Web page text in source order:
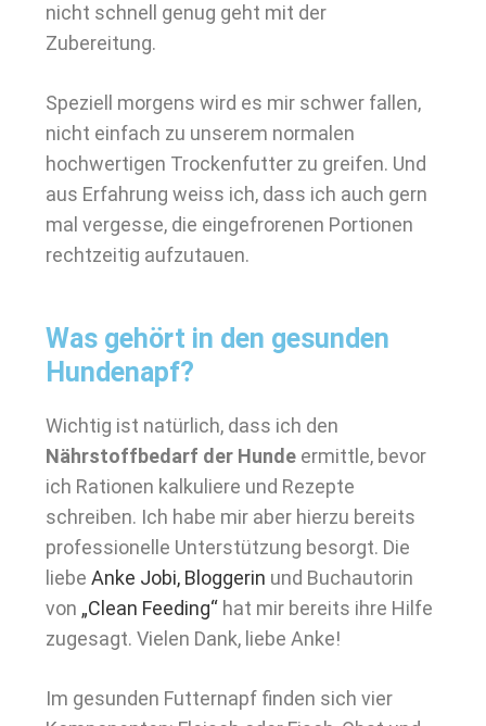
nicht schnell genug geht mit der
Zubereitung.
Speziell morgens wird es mir schwer fallen,
nicht einfach zu unserem normalen
hochwertigen Trockenfutter zu greifen. Und
aus Erfahrung weiss ich, dass ich auch gern
mal vergesse, die eingefrorenen Portionen
rechtzeitig aufzutauen.
Was gehört in den gesunden
Hundenapf?
Wichtig ist natürlich, dass ich den
Nährstoffbedarf der Hunde ermittle, bevor
ich Rationen kalkuliere und Rezepte
schreiben. Ich habe mir aber hierzu bereits
professionelle Unterstützung besorgt. Die
liebe Anke Jobi, Bloggerin und Buchautorin
von „Clean Feeding“ hat mir bereits ihre Hilfe
zugesagt. Vielen Dank, liebe Anke!
Im gesunden Futternapf finden sich vier